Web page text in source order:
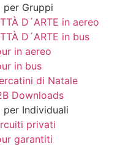
per Gruppi
D´ARTE in aereo
D´ARTE in bus
in aereo
in bus
di Natale
Downloads
per Individuali
privati
garantiti